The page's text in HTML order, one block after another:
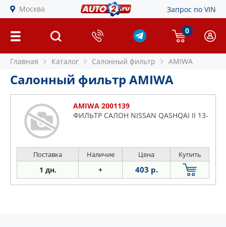
Москва Запрос по VIN
0
Главная Каталог Салонный фильтр AMIWA
Салонный фильтр AMIWA
AMIWA 2001139
ФИЛЬТР САЛОН NISSAN QASHQAI II 13-
Поставка Наличие Цена Купить
1 дн. + 403 р.